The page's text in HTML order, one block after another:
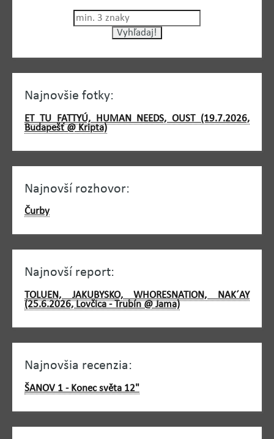
Najnovšie fotky:
ET TU FATTYÚ, HUMAN NEEDS, OUST (19.7.2026,
Budapešť @ Kripta)
Najnovší rozhovor:
Čurby
Najnovší report:
TOLUEN, JAKUBYSKO, WHORESNATION, NAK´AY
(25.6.2026, Lovčica - Trubín @ Jama)
Najnovšia recenzia:
ŠANOV 1 - Konec světa 12"